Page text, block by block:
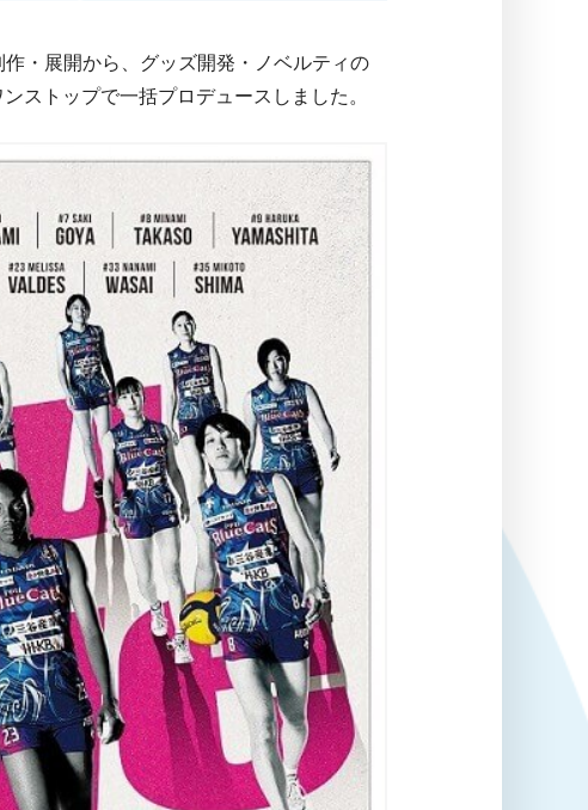
・展開から、グッズ開発・ノベルティの
ストップで一括プロデュースしました。